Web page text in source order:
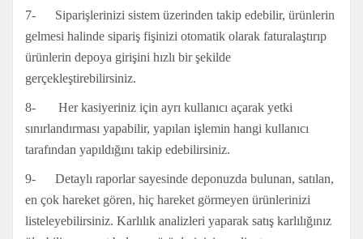
7- Siparişlerinizi sistem üzerinden takip edebilir, ürünlerin
gelmesi halinde sipariş fişinizi otomatik olarak faturalaştırıp
ürünlerin depoya girişini hızlı bir şekilde
gerçekleştirebilirsiniz.
8- Her kasiyeriniz için ayrı kullanıcı açarak yetki
sınırlandırması yapabilir, yapılan işlemin hangi kullanıcı
tarafından yapıldığını takip edebilirsiniz.
9- Detaylı raporlar sayesinde deponuzda bulunan, satılan,
en çok hareket gören, hiç hareket görmeyen ürünlerinizi
listeleyebilirsiniz. Karlılık analizleri yaparak satış karlılığınız